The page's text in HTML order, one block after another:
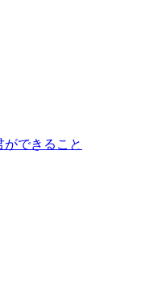
できること